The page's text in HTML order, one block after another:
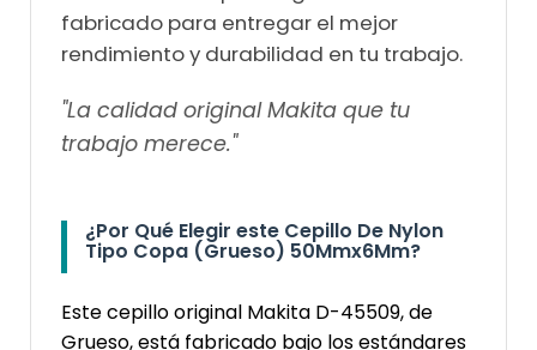
fabricado para entregar el mejor
rendimiento y durabilidad en tu trabajo.
"La calidad original Makita que tu
trabajo merece."
¿Por Qué Elegir este Cepillo De Nylon
Tipo Copa (Grueso) 50Mmx6Mm?
Este cepillo original Makita D-45509, de
Grueso, está fabricado bajo los estándares